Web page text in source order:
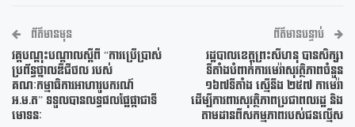
ព័ត៌មានមុន
វគ្គបណ្ដុះបណ្ដាលស្ដីពី “ការប្រើប្រាស់
ប្រព័ន្ធថ្នាលឌីជីថល របស់
គណៈកម្មាធិការអាហារូបករណ៍
អ.ម.ត” ទទួលបានលទ្ធផលផ្លែផ្កាជាទី
មោទនៈ
ព័ត៌មានបន្ទាប់
រដ្ឋបាលខេត្តព្រះសីហនុ បានសិក្សា
ទីតាំងបំពាក់ការមេរ៉ាសុវត្ថិភាពចំនួន
១៦៧ទីតាំង ស្មើនឹង ២៥៧ កាមេរ៉ា
ដើម្បីការពារសុវត្ថិភាពប្រជាពលរដ្ឋ និង
តាមដានពីសកម្មភាពរបស់ជនល្មើស